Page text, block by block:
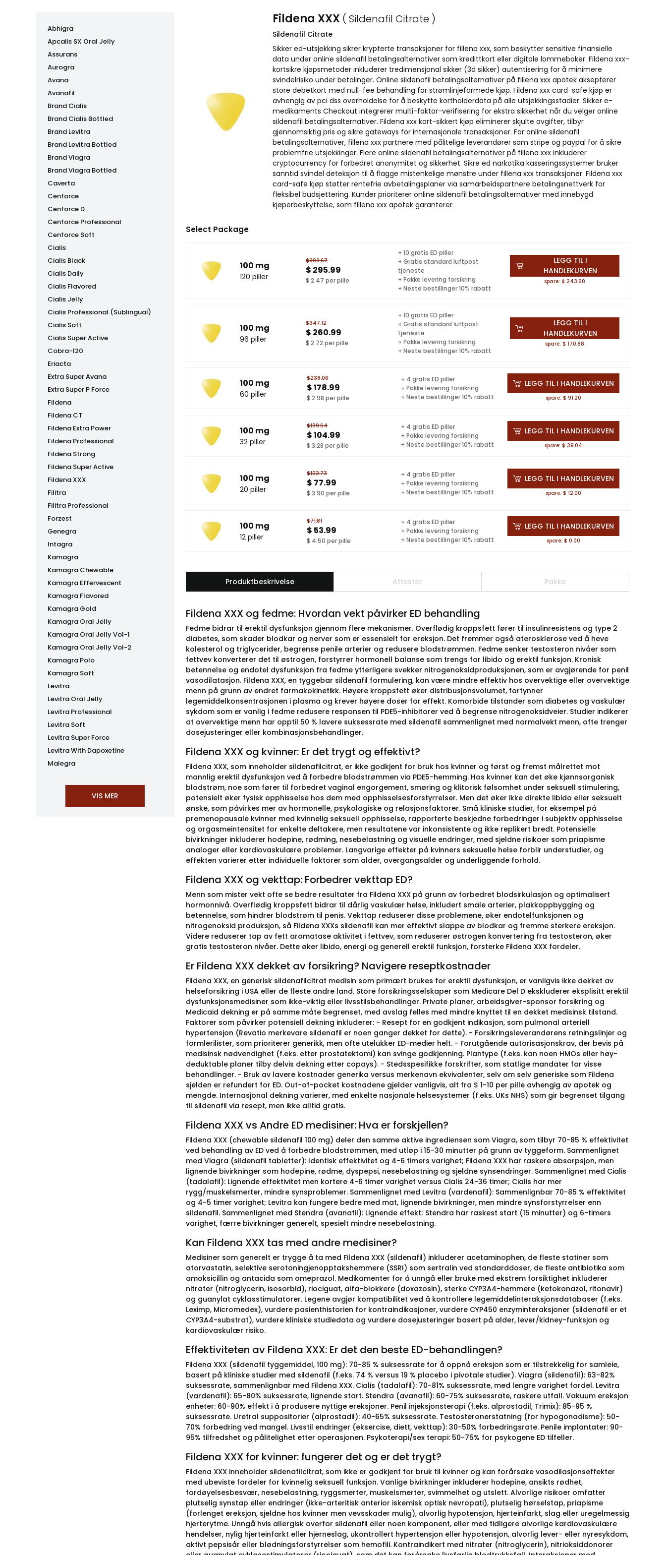
Abhigra
Apcalis SX Oral Jelly
Assurans
Aurogra
Avana
Avanafil
Brand Cialis
Brand Cialis Bottled
Brand Levitra
Brand Levitra Bottled
Brand Viagra
Brand Viagra Bottled
Caverta
Cenforce
Cenforce D
Cenforce Professional
Cenforce Soft
Cialis
Cialis Black
Cialis Daily
Cialis Flavored
Cialis Jelly
Cialis Professional (Sublingual)
Cialis Soft
Cialis Super Active
Cobra-120
Eriacta
Extra Super Avana
Extra Super P Force
Fildena
Fildena CT
Fildena Extra Power
Fildena Professional
Fildena Strong
Fildena Super Active
Fildena XXX
Filitra
Filitra Professional
Forzest
Genegra
Intagra
Kamagra
Kamagra Chewable
Kamagra Effervescent
Kamagra Flavored
Kamagra Gold
Kamagra Oral Jelly
Kamagra Oral Jelly Vol-1
Kamagra Oral Jelly Vol-2
Kamagra Polo
Kamagra Soft
Levitra
Levitra Oral Jelly
Levitra Professional
Levitra Soft
Levitra Super Force
Levitra With Dapoxetine
Malegra
Fildena XXX ( Sildenafil Citrate )
Sildenafil Citrate
Sikker ed-utsjekking sikrer krypterte transaksjoner for fillena xxx, som beskytter sensitive finansielle
data under online sildenafil betalingsalternativer som kredittkort eller digitale lommeboker. Fildena xxx-
kortsikre kjøpsmetoder inkluderer tredimensjonal sikker (3d sikker) autentisering for å minimere
svindelrisiko under betalinger. Online sildenafil betalingsalternativer på fillena xxx apotek aksepterer
store debetkort med null-fee behandling for strømlinjeformede kjøp. Fildena xxx card-safe kjøp er
avhengig av pci dss overholdelse for å beskytte kortholderdata på alle utsjekkingsstadier. Sikker e-
medikaments Checkout integrerer multi-faktor-verifisering for ekstra sikkerhet når du velger online
sildenafil betalingsalternativer. Fildena xxx kort-sikkert kjøp eliminerer skjulte avgifter, tilbyr
gjennomsiktig pris og sikre gateways for internasjonale transaksjoner. For online sildenafil
betalingsalternativer, fillena xxx partnere med pålitelige leverandører som stripe og paypal for å sikre
problemfrie utsjekkinger. Flere online sildenafil betalingsalternativer på fillena xxx inkluderer
cryptocurrency for forbedret anonymitet og sikkerhet. Sikre ed narkotika kasseringssystemer bruker
sanntid svindel deteksjon til å flagge mistenkelige mønstre under fillena xxx transaksjoner. Fildena xxx
card-safe kjøp støtter rentefrie avbetalingsplaner via samarbeidspartnere betalingsnettverk for
fleksibel budsjettering. Kunder prioriterer online sildenafil betalingsalternativer med innebygd
kjøperbeskyttelse, som fillena xxx apotek garanterer.
Select Package
100 mg
120 piller
$393.67
$ 295.99
$ 2.47 per pille
+ 10 gratis ED piller
+ Gratis standard luftpost
tjeneste
+ Pakke levering forsikring
+ Neste bestillinger 10% rabatt
LEGG TIL I
HANDLEKURVEN
spare: $ 243.60
100 mg
96 piller
$347.12
$ 260.99
$ 2.72 per pille
+ 10 gratis ED piller
+ Gratis standard luftpost
tjeneste
+ Pakke levering forsikring
+ Neste bestillinger 10% rabatt
LEGG TIL I
HANDLEKURVEN
spare: $ 170.88
100 mg
60 piller
$238.06
$ 178.99
$ 2.98 per pille
+ 4 gratis ED piller
+ Pakke levering forsikring
+ Neste bestillinger 10% rabatt
LEGG TIL I HANDLEKURVEN
spare: $ 91.20
100 mg
32 piller
$139.64
$ 104.99
$ 3.28 per pille
+ 4 gratis ED piller
+ Pakke levering forsikring
+ Neste bestillinger 10% rabatt
LEGG TIL I HANDLEKURVEN
spare: $ 39.04
100 mg
20 piller
$103.73
$ 77.99
$ 3.90 per pille
+ 4 gratis ED piller
+ Pakke levering forsikring
+ Neste bestillinger 10% rabatt
LEGG TIL I HANDLEKURVEN
spare: $ 12.00
100 mg
12 piller
$71.81
$ 53.99
$ 4.50 per pille
+ 4 gratis ED piller
+ Pakke levering forsikring
+ Neste bestillinger 10% rabatt
LEGG TIL I HANDLEKURVEN
spare: $ 0.00
Produktbeskrivelse Attester Pakke
Fildena XXX og fedme: Hvordan vekt påvirker ED behandling
Fedme bidrar til erektil dysfunksjon gjennom flere mekanismer. Overflødig kroppsfett fører til insulinresistens og type 2
diabetes, som skader blodkar og nerver som er essensielt for ereksjon. Det fremmer også aterosklerose ved å heve
kolesterol og triglycerider, begrense penile arterier og redusere blodstrømmen. Fedme senker testosteron nivåer som
fettvev konverterer det til østrogen, forstyrrer hormonell balanse som trengs for libido og erektil funksjon. Kronisk
betennelse og endotel dysfunksjon fra fedme ytterligere svekker nitrogenoksidproduksjonen, som er avgjørende for penil
vasodilatasjon. Fildena XXX, en tyggebar sildenafil formulering, kan være mindre effektiv hos overvektige eller overvektige
menn på grunn av endret farmakokinetikk. Høyere kroppsfett øker distribusjonsvolumet, fortynner
legemiddelkonsentrasjonen i plasma og krever høyere doser for effekt. Komorbide tilstander som diabetes og vaskulær
sykdom som er vanlig i fedme redusere responsen til PDE5-inhibitorer ved å begrense nitrogenoksidveier. Studier indikerer
at overvektige menn har opptil 50 % lavere suksessrate med sildenafil sammenlignet med normalvekt menn, ofte trenger
dosejusteringer eller kombinasjonsbehandlinger.
Fildena XXX og kvinner: Er det trygt og effektivt?
Fildena XXX, som inneholder sildenafilcitrat, er ikke godkjent for bruk hos kvinner og først og fremst målrettet mot
mannlig erektil dysfunksjon ved å forbedre blodstrømmen via PDE5-hemming. Hos kvinner kan det øke kjønnsorganisk
blodstrøm, noe som fører til forbedret vaginal engorgement, smøring og klitorisk følsomhet under seksuell stimulering,
potensielt øker fysisk opphisselse hos dem med opphisselsesforstyrrelser. Men det øker ikke direkte libido eller seksuelt
ønske, som påvirkes mer av hormonelle, psykologiske og relasjonsfaktorer. Små kliniske studier, for eksempel på
premenopausale kvinner med kvinnelig seksuell opphisselse, rapporterte beskjedne forbedringer i subjektiv opphisselse
og orgasmeintensitet for enkelte deltakere, men resultatene var inkonsistente og ikke replikert bredt. Potensielle
bivirkninger inkluderer hodepine, rødming, nesebelastning og visuelle endringer, med sjeldne risikoer som priapisme
analoger eller kardiovaskulære problemer. Langvarige effekter på kvinners seksuelle helse forblir understudier, og
effekten varierer etter individuelle faktorer som alder, overgangsalder og underliggende forhold.
Fildena XXX og vekttap: Forbedrer vekttap ED?
Menn som mister vekt ofte se bedre resultater fra Fildena XXX på grunn av forbedret blodsirkulasjon og optimalisert
hormonnivå. Overflødig kroppsfett bidrar til dårlig vaskulær helse, inkludert smale arterier, plakkoppbygging og
betennelse, som hindrer blodstrøm til penis. Vekttap reduserer disse problemene, øker endotelfunksjonen og
nitrogenoksid produksjon, så Fildena XXXs sildenafil kan mer effektivt slappe av blodkar og fremme sterkere ereksjon.
Videre reduserer tap av fett aromatase aktivitet i fettvev, som reduserer østrogen konvertering fra testosteron, øker
gratis testosteron nivåer. Dette øker libido, energi og generell erektil funksjon, forsterke Fildena XXX fordeler.
Er Fildena XXX dekket av forsikring? Navigere reseptkostnader
Fildena XXX, en generisk sildenafilcitrat medisin som primært brukes for erektil dysfunksjon, er vanligvis ikke dekket av
helseforsikring i USA eller de fleste andre land. Store forsikringsselskaper som Medicare Del D ekskluderer eksplisitt erektil
dysfunksjonsmedisiner som ikke-viktig eller livsstilsbehandlinger. Private planer, arbeidsgiver-sponsor forsikring og
Medicaid dekning er på samme måte begrenset, med avslag felles med mindre knyttet til en dekket medisinsk tilstand.
Faktorer som påvirker potensiell dekning inkluderer: - Resept for en godkjent indikasjon, som pulmonal arteriell
hypertensjon (Revatio merkevare sildenafil er noen ganger dekket for dette). - Forsikringsleverandørens retningslinjer og
formlerilister, som prioriterer generikk, men ofte utelukker ED-medier helt. - Forutgående autorisasjonskrav, der bevis på
medisinsk nødvendighet (f.eks. etter prostatektomi) kan svinge godkjenning. Plantype (f.eks. kan noen HMOs eller høy-
deduktable planer tilby delvis dekning etter copays). - Stedsspesifikke forskrifter, som statlige mandater for visse
behandlinger. - Bruk av lavere kostnader generika versus merkenavn ekvivalenter, selv om selv generiske som Fildena
sjelden er refundert for ED. Out-of-pocket kostnadene gjelder vanligvis, alt fra $ 1-10 per pille avhengig av apotek og
mengde. Internasjonal dekning varierer, med enkelte nasjonale helsesystemer (f.eks. UKs NHS) som gir begrenset tilgang
til sildenafil via resept, men ikke alltid gratis.
Fildena XXX vs Andre ED medisiner: Hva er forskjellen?
Fildena XXX (chewable sildenafil 100 mg) deler den samme aktive ingrediensen som Viagra, som tilbyr 70-85 % effektivitet
ved behandling av ED ved å forbedre blodstrømmen, med utløp i 15-30 minutter på grunn av tyggeform. Sammenlignet
med Viagra (sildenafil tabletter): Identisk effektivitet og 4-6 timers varighet; Fildena XXX har raskere absorpsjon, men
lignende bivirkninger som hodepine, rødme, dyspepsi, nesebelastning og sjeldne synsendringer. Sammenlignet med Cialis
(tadalafil): Lignende effektivitet men kortere 4-6 timer varighet versus Cialis 24-36 timer; Cialis har mer
rygg/muskelsmerter, mindre synsproblemer. Sammenlignet med Levitra (vardenafil): Sammenlignbar 70-85 % effektivitet
og 4-5 timer varighet; Levitra kan fungere bedre med mat, lignende bivirkninger, men mindre synsforstyrrelser enn
sildenafil. Sammenlignet med Stendra (avanafil): Lignende effekt; Stendra har raskest start (15 minutter) og 6-timers
varighet, færre bivirkninger generelt, spesielt mindre nesebelastning.
Kan Fildena XXX tas med andre medisiner?
Medisiner som generelt er trygge å ta med Fildena XXX (sildenafil) inkluderer acetaminophen, de fleste statiner som
atorvastatin, selektive serotoningjenopptakshemmere (SSRI) som sertralin ved standarddoser, de fleste antibiotika som
amoksicillin og antacida som omeprazol. Medikamenter for å unngå eller bruke med ekstrem forsiktighet inkluderer
nitrater (nitroglycerin, isosorbid), riociguat, alfa-blokkere (doxazosin), sterke CYP3A4-hemmere (ketokonazol, ritonavir)
og guanylat cyklasstimulatorer. Legene avgjør kompatibilitet ved å kontrollere legemiddelinteraksjonsdatabaser (f.eks.
Leximp, Micromedex), vurdere pasienthistorien for kontraindikasjoner, vurdere CYP450 enzyminteraksjoner (sildenafil er et
CYP3A4-substrat), vurdere kliniske studiedata og vurdere dosejusteringer basert på alder, lever/kidney-funksjon og
kardiovaskulær risiko.
Effektiviteten av Fildena XXX: Er det den beste ED-behandlingen?
Fildena XXX (sildenafil tyggemiddel, 100 mg): 70-85 % suksessrate for å oppnå ereksjon som er tilstrekkelig for samleie,
basert på kliniske studier med sildenafil (f.eks. 74 % versus 19 % placebo i pivotale studier). Viagra (sildenafil): 63-82%
suksessrate, sammenlignbar med Fildena XXX. Cialis (tadalafil): 70-81% suksessrate, med lengre varighet fordel. Levitra
(vardenafil): 65-80% suksessrate, lignende start. Stendra (avanafil): 60-75% suksessrate, raskere utfall. Vakuum ereksjon
enheter: 60-90% effekt i å produsere nyttige ereksjoner. Penil injeksjonsterapi (f.eks. alprostadil, Trimix): 85-95 %
suksessrate. Uretral suppositorier (alprostadil): 40-65% suksessrate. Testosteronerstatning (for hypogonadisme): 50-
70% forbedring ved mangel. Livsstil endringer (eksercise, diett, vekttap): 30-50% forbedringsrate. Penile implantater: 90-
95% tilfredshet og pålitelighet etter operasjonen. Psykoterapi/sex terapi: 50-75% for psykogene ED tilfeller.
Fildena XXX for kvinner: fungerer det og er det trygt?
Fildena XXX inneholder sildenafilcitrat, som ikke er godkjent for bruk til kvinner og kan forårsake vasodilasjonseffekter
med ubeviste fordeler for kvinnelig seksuell funksjon. Vanlige bivirkninger inkluderer hodepine, ansikts rødhet,
fordøyelsesbesvær, nesebelastning, ryggsmerter, muskelsmerter, svimmelhet og utslett. Alvorlige risikoer omfatter
plutselig synstap eller endringer (ikke-arteritisk anterior iskemisk optisk nevropati), plutselig hørselstap, priapisme
(forlenget ereksjon, sjeldne hos kvinner men vevsskader mulig), alvorlig hypotensjon, hjerteinfarkt, slag eller uregelmessig
hjerterytme. Unngå hvis allergisk overfor sildenafil eller noen komponent, eller med tidligere alvorlige kardiovaskulære
hendelser, nylig hjerteinfarkt eller hjerneslag, ukontrollert hypertensjon eller hypotensjon, alvorlig lever- eller nyresykdom,
aktivt pepsisår eller blødningsforstyrrelser som hemofili. Kontraindikert med nitrater (nitroglycerin), nitrioksiddonorer